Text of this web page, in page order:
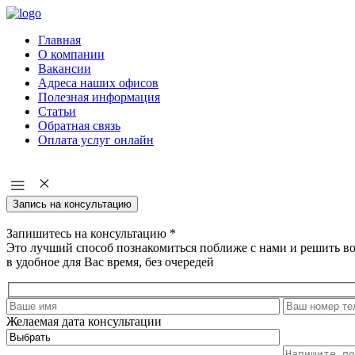
Главная
О компании
Вакансии
Адреса наших офисов
Полезная информация
Статьи
Обратная связь
Оплата услуг онлайн
Запись на консультацию
Запишитесь на консультацию *
Это лучший способ познакомиться поближе с нами и решить
в удобное для Вас время, без очередей
Желаемая дата консультации